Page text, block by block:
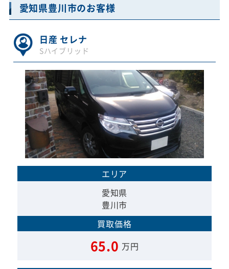
愛知県豊川市のお客様
日産 セレナ
Sハイブリッド
エリア
愛知県
豊川市
買取価格
65.0 万円